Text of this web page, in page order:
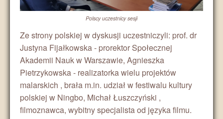
Polscy uczestnicy sesji
Ze strony polskiej w dyskusji uczestniczyli: prof. dr
Justyna Fijałkowska - prorektor Społecznej
Akademii Nauk w Warszawie, Agnieszka
Pietrzykowska - realizatorka wielu projektów
malarskich , brała m.in. udział w festiwalu kultury
polskiej w Ningbo, Michał Łuszczyński ,
filmoznawca, wybitny specjalista od języka filmu.